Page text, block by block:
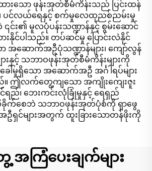
ားသော ဖုန်းအုတ်စီမံကိန်းသည် ပြင်းထန်
၊ ပင်လယ်ရေနှင့် စက်မှုလေထုညစ်ညမ်းမှု
၎င်း၏ မူလပုံပန်းသဏ္ဍာန်နှင့် စွမ်းဆောင်
နိုင်ပါသည်။ တပ်ဆင်မှု ပြောင်းလဲနိုင်
ဆောက်အဦပုံသဏ္ဍာန်များ၊ ကျော်လွန်
းနှင့် သဘာဝဖုန်းအုတ်စီမံကိန်းများကို
ါ်မှုရှိသော အဆောက်အဦ အင်္ဂါရပ်များ
ဤလက်တွေ့ကျသော အကျိုးကျေးဇူး
င်ရည်၊ ဘေးကင်းလုံခြုံမှုနှင့် ရေရှည်
စေဘဲ သဘာဝဖုန်းအုတ်ပုံစံကို ရှာဖွေ
ရှင်များအတွက် ထူးခြားသောတန်ဖိုးကို
ကြံပေးချက်များ